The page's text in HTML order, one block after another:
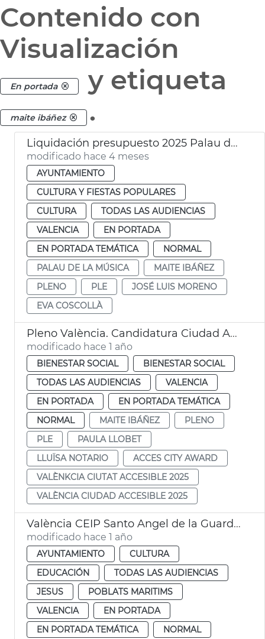
Contenido con
Visualización
En portada y etiqueta
maite ibáñez .
Liquidación presupuesto 2025 Palau de la Música València
modificado hace 4 meses
AYUNTAMIENTO
CULTURA Y FIESTAS POPULARES
CULTURA
TODAS LAS AUDIENCIAS
VALENCIA
EN PORTADA
EN PORTADA TEMÁTICA
NORMAL
PALAU DE LA MÚSICA
MAITE IBÁÑEZ
PLENO
PLE
JOSÉ LUIS MORENO
EVA COSCOLLÀ
Pleno València. Candidatura Ciudad Accesible 2025
modificado hace 1 año
BIENESTAR SOCIAL
BIENESTAR SOCIAL
TODAS LAS AUDIENCIAS
VALENCIA
EN PORTADA
EN PORTADA TEMÁTICA
NORMAL
MAITE IBÁÑEZ
PLENO
PLE
PAULA LLOBET
LLUÏSA NOTARIO
ACCES CITY AWARD
VALÈNKCIA CIUTAT ACCESIBLE 2025
VALÈNCIA CIUDAD ACCESIBLE 2025
València CEIP Santo Angel de la Guarda y CEIP San José de Calasanz
modificado hace 1 año
AYUNTAMIENTO
CULTURA
EDUCACIÓN
TODAS LAS AUDIENCIAS
JESUS
POBLATS MARITIMS
VALENCIA
EN PORTADA
EN PORTADA TEMÁTICA
NORMAL